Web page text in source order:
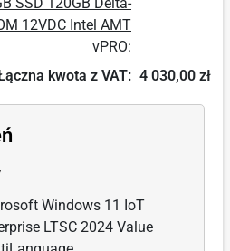
SSD 120GB Delta-
12VDC Intel AMT
vPRO:
kwota z VAT: 4 030,00 zł
Windows 11 IoT
LTSC 2024 Value